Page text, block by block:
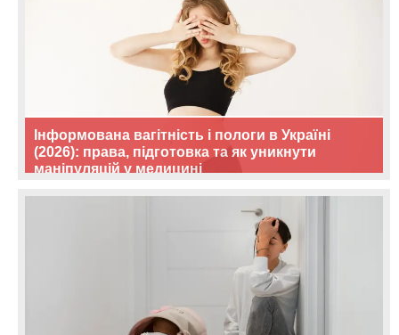
Інформована вагітність і пологи в Україні
(2026): права, підготовка та як уникнути
маніпуляцій у медицині